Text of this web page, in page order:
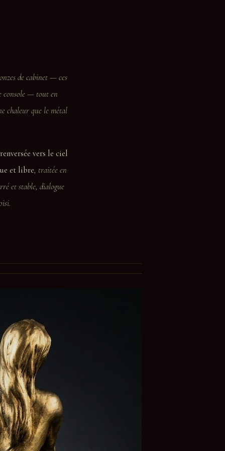
de cabinet — ces
console — tout en
chaleur que le métal
vers le ciel
et libre, traitée en
et stable, dialogue